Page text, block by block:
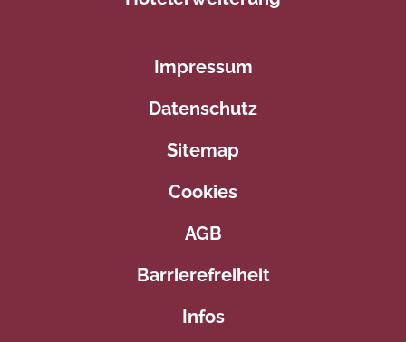
Impressum
Datenschutz
Sitemap
Cookies
AGB
Barrierefreiheit
Infos